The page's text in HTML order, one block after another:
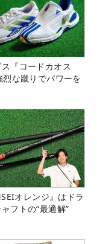
『コードカオス
な蹴りでパワーを
オレンジ』はドラ
フトの“最適解”